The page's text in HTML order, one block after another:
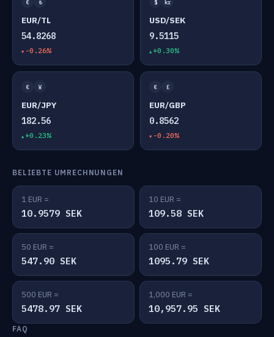
€ ₺
EUR/TL
54.8268
-0.26%
$ kr
USD/SEK
9.5115
+0.30%
€ ¥
EUR/JPY
182.56
+0.23%
€ £
EUR/GBP
0.8562
-0.20%
BELIEBTE UMRECHNUNGEN
1 EUR =
10.9579 SEK
10 EUR =
109.58 SEK
50 EUR =
547.90 SEK
100 EUR =
1095.79 SEK
500 EUR =
5478.97 SEK
1,000 EUR =
10,957.95 SEK
FAQ